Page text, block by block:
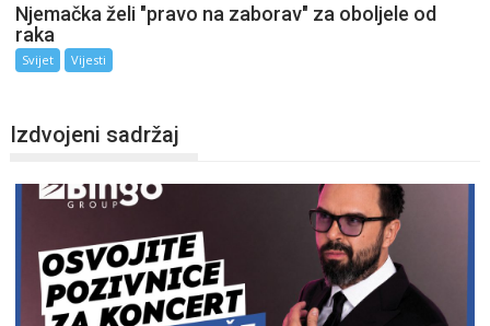
Njemačka želi "pravo na zaborav" za oboljele od
raka
Svijet Vijesti
Izdvojeni sadržaj